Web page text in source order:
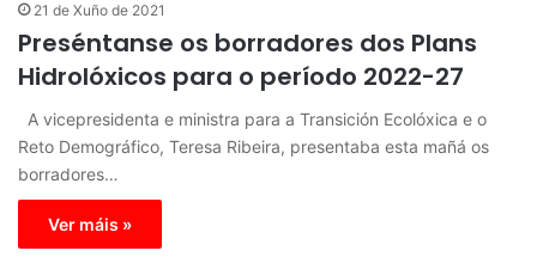
21 de Xuño de 2021
Preséntanse os borradores dos Plans
Hidrolóxicos para o período 2022-27
A vicepresidenta e ministra para a Transición Ecolóxica e o
Reto Demográfico, Teresa Ribeira, presentaba esta mañá os
borradores…
Ver máis »